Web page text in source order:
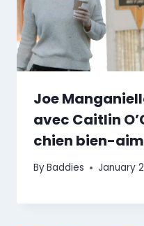
Joe
avec Caitlin
chien bien-
ByBaddies January